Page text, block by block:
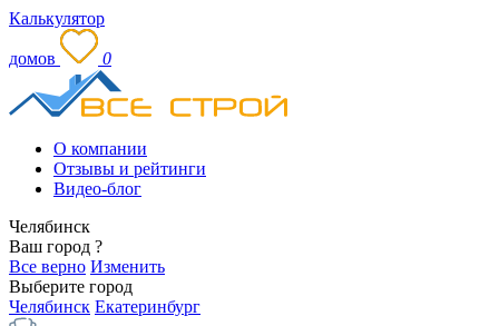
Калькулятор
домов 0
О компании
Отзывы и рейтинги
Видео-блог
Челябинск
Ваш город ?
Все верно Изменить
Выберите город
Челябинск Екатеринбург